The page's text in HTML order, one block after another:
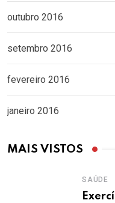
outubro 2016
setembro 2016
fevereiro 2016
janeiro 2016
MAIS VISTOS
SAÚDE